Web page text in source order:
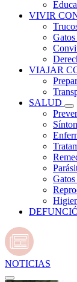
VIVIR
VIAJAR
SALUD
NOTICIAS